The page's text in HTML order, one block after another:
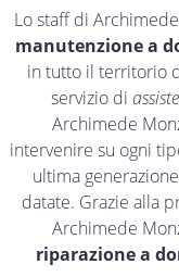
Lo staff di
manutenzione a
in tutto il territorio
servizio di
Archimede
intervenire su ogni
ultima
datate. Grazie alla
Archimede
riparazione a